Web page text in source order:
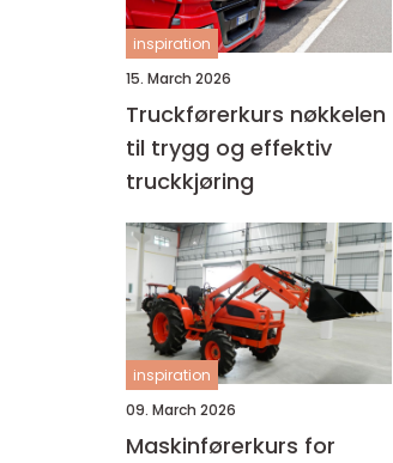
inspiration
15. March 2026
Truckførerkurs nøkkelen
til trygg og effektiv
truckkjøring
inspiration
09. March 2026
Maskinførerkurs for